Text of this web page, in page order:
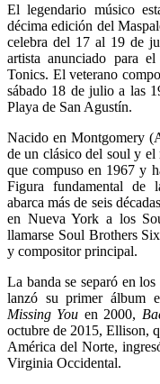
El legendario músico
décima edición del
celebra del 17 al 19 de
artista anunciado para
Tonics. El veterano
sábado 18 de julio a las
Playa de San Agustín.
Nacido en Montgomery
de un clásico del soul y
que compuso en 1967 y
Figura fundamental de
abarca más de seis
en Nueva York a los
llamarse Soul Brothers
y compositor principal.
La banda se separó en
lanzó su primer álbum
Missing You en 2000,
octubre de 2015, Ellison,
América del Norte,
Virginia Occidental.